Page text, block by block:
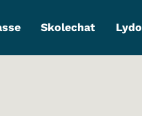
Skolechat